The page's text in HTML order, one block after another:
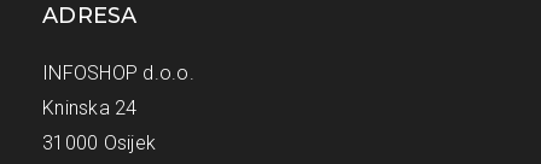
ADRESA
INFOSHOP d.o.o.
Kninska 24
31000 Osijek